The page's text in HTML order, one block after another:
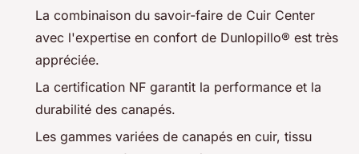
La combinaison du savoir-faire de Cuir Center
avec l'expertise en confort de Dunlopillo® est très
appréciée.
La certification NF garantit la performance et la
durabilité des canapés.
Les gammes variées de canapés en cuir, tissu